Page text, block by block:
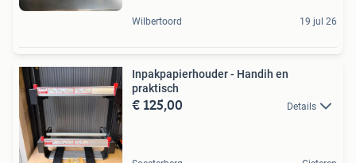
Wilbertoord 19 jul 26
Inpakpapierhouder - Handih en
praktisch
€ 125,00 Details